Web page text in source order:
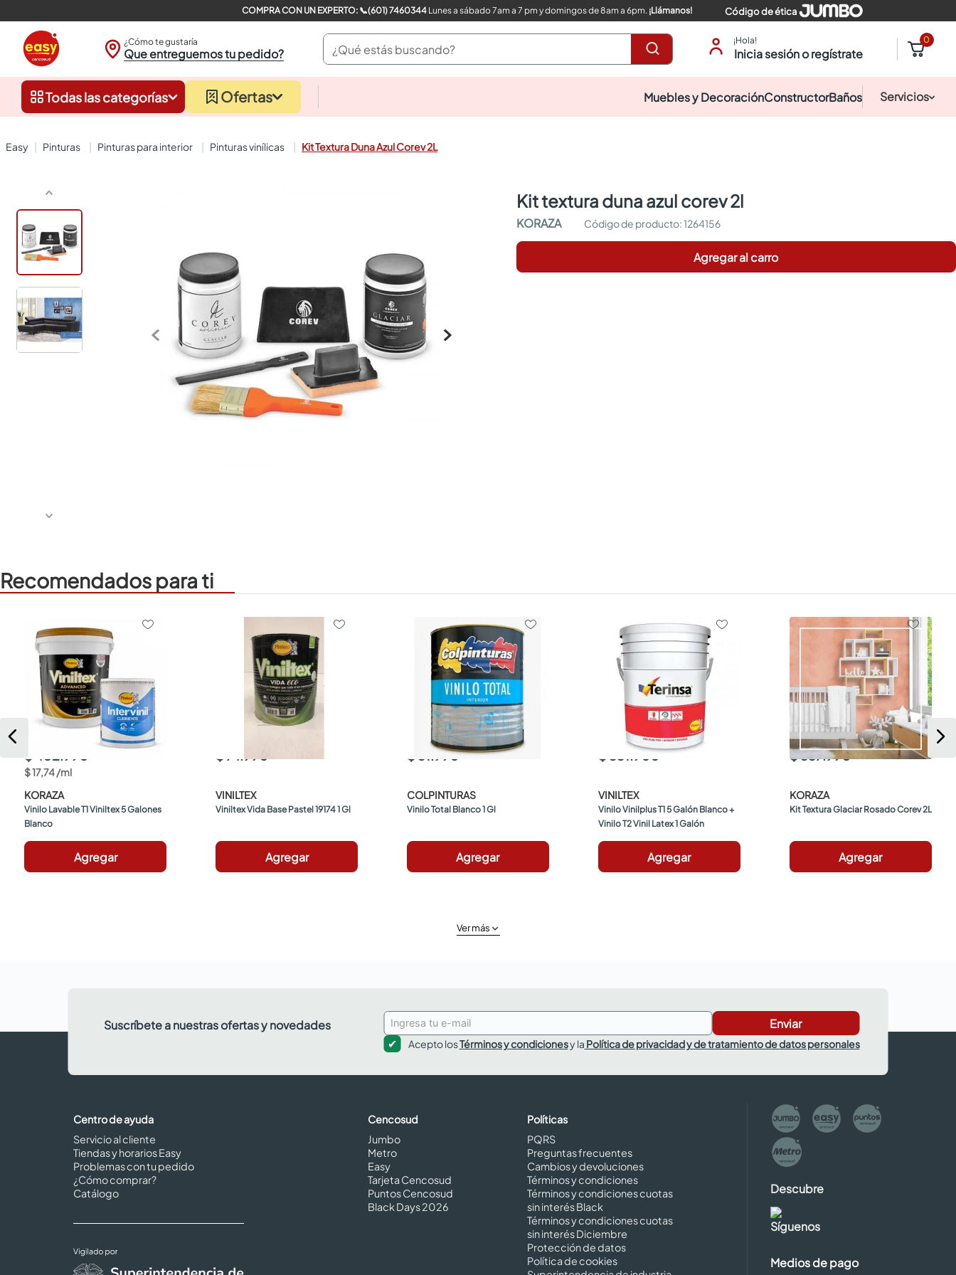
COMPRA CON UN EXPERTO: 📞(601) 7460344Lunes a sábado 7am a 7 pm y domingos de 8am a 6pm. ¡Llámanos! Código de ética
¿Cómo te gustaría
Que entreguemos tu pedido?
¿Qué estás buscando? ¡Hola!
Inicia sesión o regístrate
0
Todas las categorías Ofertas Muebles y DecoraciónConstructorBaños Servicios
pinturas pinturas para interior pinturas vinílicas Kit Textura Duna Azul Corev 2L
kit textura duna azul corev 2l
KORAZA :1264156
Agregar al carro
Recomendados para ti
$ 402.990
$17,74/ml
KORAZA
Vinilo Lavable T1 Viniltex 5 Galones
Blanco
Agregar
$ 74.990
VINILTEX
Viniltex Vida Base Pastel 19174 1 Gl
Agregar
$ 51.990
COLPINTURAS
Vinilo Total Blanco 1 Gl
Agregar
$ 351.900
VINILTEX
Vinilo Vinilplus T1 5 Galón Blanco +
Vinilo T2 Vinil Latex 1 Galón
Agregar
$ 357.990
KORAZA
Kit Textura Glaciar Rosado Corev 2L
Agregar
Ver más
Suscríbete a nuestras ofertas y novedades Enviar
Acepto losTérminos y condicionesy la Política de privacidad y de tratamiento de datos personales
Centro de ayuda
Servicio al cliente
Tiendas y horarios Easy
Problemas con tu pedido
¿Cómo comprar?
Catálogo
Cencosud
Jumbo
Metro
Easy
Tarjeta Cencosud
Puntos Cencosud
Black Days 2026
Políticas
PQRS
Preguntas frecuentes
Cambios y devoluciones
Términos y condiciones
Términos y condiciones cuotas
sin interés Black
Términos y condiciones cuotas
sin interés Diciembre
Protección de datos
Política de cookies
Descubre
Síguenos
Medios de pago
closet
sanitarios